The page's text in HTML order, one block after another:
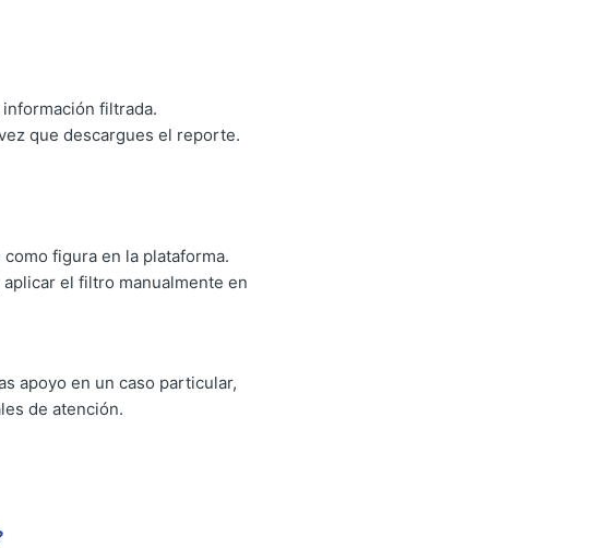
filtrada.
que descargues el reporte.
figura en la plataforma.
el filtro manualmente en
apoyo en un caso particular,
de atención.